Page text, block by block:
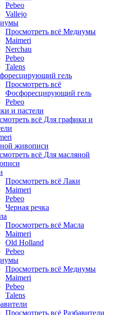
Pebeo
Vallejo
Просмотреть всё Медиумы
Maimeri
Nerchau
Pebeo
Talens
гель
Просмотреть всё
Фосфоресцирующий гель
Pebeo
и пастели
всё Для графики и
живописи
всё Для масляной
Просмотреть всё Лаки
Maimeri
Pebeo
Черная речка
Просмотреть всё Масла
Maimeri
Old Holland
Pebeo
Просмотреть всё Медиумы
Maimeri
Pebeo
Talens
Просмотреть всё Разбавители